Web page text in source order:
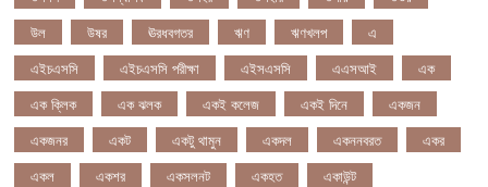
উল
উষর ঊরধবগতর ঋণ ঋণখলপ
এ
এইচএসসি
এইচএসসি পরীক্ষা এইসএসসি এএসআই
এক
এক ক্লিক
এক ঝলক একই কলেজ একই দিনে
একজন
একজনর
একট একটু থামুন একদল একননবরত
একর
একল
একশর একসলনট একহত
একাউন্ট